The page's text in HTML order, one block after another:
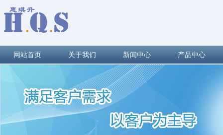
网站首页 关于我们 新闻中心 产品中心